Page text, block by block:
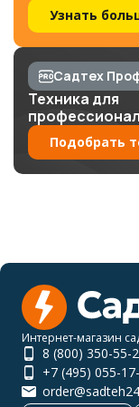
Узнать
Садтех
Техника для
Подобрать
Интернет-магазин
8 (800) 350-55-
+7 (495) 055-